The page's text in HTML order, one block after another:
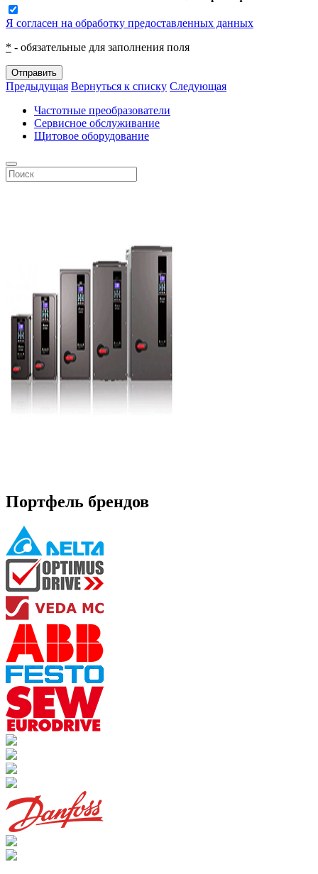
Я согласен на обработку предоставленных данных
* - обязательные для заполнения поля
Отправить
Предыдущая Вернуться к списку Следующая
Частотные преобразователи
Сервисное обслуживание
Щитовое оборудование
Портфель брендов